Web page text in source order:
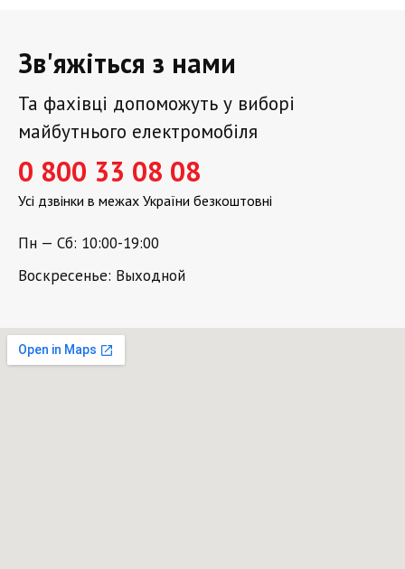
Зв'яжіться з нами
Та фахівці допоможуть у виборі
майбутнього електромобіля
0 800 33 08 08
Усі дзвінки в межах України безкоштовні
Пн — Сб: 10:00-19:00
Воскресенье: Выходной